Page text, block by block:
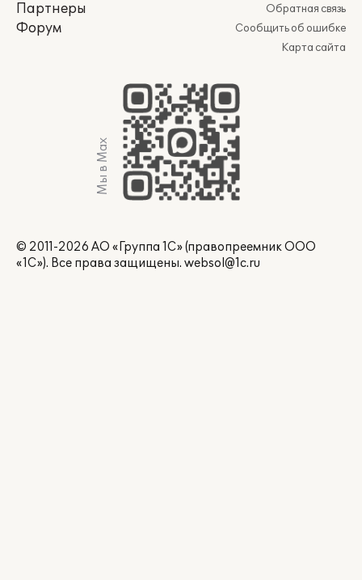
Партнеры
Форум
Обратная связь
Сообщить об ошибке
Карта сайта
Мы в Max
© 2011-2026 АО «Группа 1С» (правопреемник ООО
«1С»). Все права защищены. websol@1c.ru